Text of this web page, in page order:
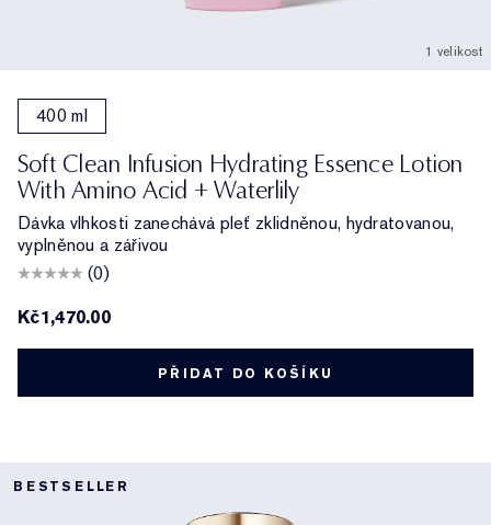
1 velikost
400 ml
Soft Clean Infusion Hydrating Essence Lotion
With Amino Acid + Waterlily
Dávka vlhkosti zanechává pleť zklidněnou, hydratovanou,
vyplněnou a zářivou
(0)
Kč1,470.00
PŘIDAT DO KOŠÍKU
BESTSELLER